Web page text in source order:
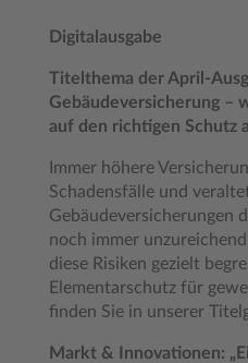
Digitalausgabe
Titelthema der April-
Gebäudeversicherung –
auf den richtigen Schutz
Immer höhere
Schadensfälle und
Gebäudeversicherungen
noch immer
diese Risiken gezielt
Elementarschutz für
finden Sie in unserer
Markt & Innovationen: